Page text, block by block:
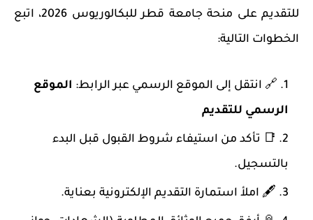
للتقديم على منحة جامعة قطر للبكالوريوس 2026
، اتبع
الخطوات التالية:
🔗 انتقل إلى الموقع الرسمي عبر الرابط: الموقع
الرسمي للتقديم
📑 تأكد من استيفاء شروط القبول قبل البدء
بالتسجيل.
🖋️ املأ استمارة التقديم الإلكترونية بعناية.